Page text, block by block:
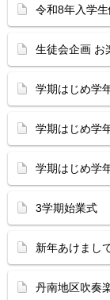
令和8年入学
生徒会企画 お
学期はじめ学
学期はじめ学
学期はじめ学
3学期始業式
新年あけまし
丹南地区吹奏